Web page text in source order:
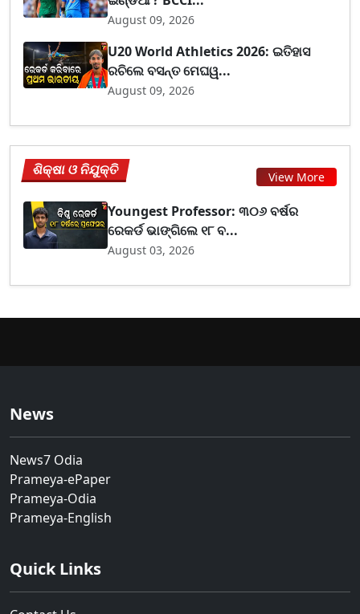
August 09, 2026
U20 World Athletics 2026: ଇତିହାସ
ରଚିଲେ ବସନ୍ତ ମେଘୱ...
August 09, 2026
ଶିକ୍ଷା ଓ ନିଯୁକ୍ତି View More
Youngest Professor: ୩୦୬ ବର୍ଷର
ରେକର୍ଡ ଭାଙ୍ଗିଲେ ୧୮ ବ...
August 03, 2026
News
News7 Odia
Prameya-ePaper
Prameya-Odia
Prameya-English
Quick Links